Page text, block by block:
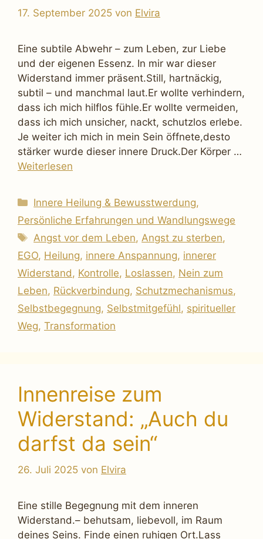
17. September 2025 von Elvira
Eine subtile Abwehr – zum Leben, zur Liebe
und der eigenen Essenz. In mir war dieser
Widerstand immer präsent.Still, hartnäckig,
subtil – und manchmal laut.Er wollte verhindern,
dass ich mich hilflos fühle.Er wollte vermeiden,
dass ich mich unsicher, nackt, schutzlos erlebe.
Je weiter ich mich in mein Sein öffnete,desto
stärker wurde dieser innere Druck.Der Körper …
Weiterlesen
Kategorien
Innere Heilung & Bewusstwerdung,
Persönliche Erfahrungen und Wandlungswege
Schlagwörter
Angst vor dem Leben,Angst zu sterben,
EGO, Heilung, innere Anspannung, innerer
Widerstand, Kontrolle, Loslassen, Nein zum
Leben, Rückverbindung, Schutzmechanismus,
Selbstbegegnung, Selbstmitgefühl, spiritueller
Weg, Transformation
Innenreise zum
Widerstand: „Auch du
darfst da sein“
26. Juli 2025 von Elvira
Eine stille Begegnung mit dem inneren
Widerstand.– behutsam, liebevoll, im Raum
deines Seins. Finde einen ruhigen Ort.Lass